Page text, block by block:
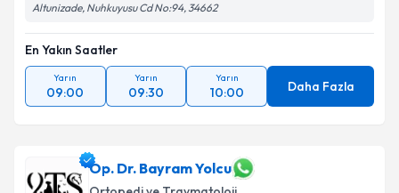
Kişisel verilerimin işlenmesine ilişkin
Metni'ni okudum ve kişisel verilerimin belirtilen
kapsamda işlenmesini kabul ediyorum.
Takvim Talebini Gönder
Altunizade, Nuhkuyusu Cd No:94, 34662
En Yakın Saatler
Yarın
09:00
Yarın
09:30
Yarın
10:00 Daha Fazla
Op. Dr. Bayram Yolcu